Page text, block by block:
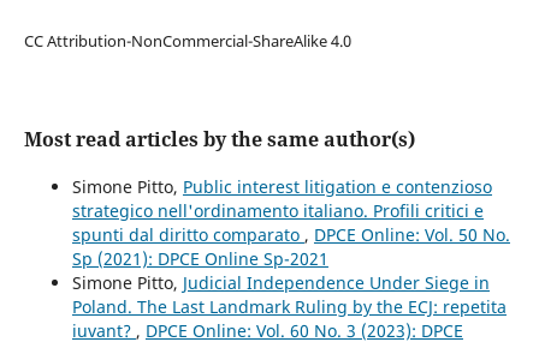
CC Attribution-NonCommercial-ShareAlike 4.0
Most read articles by the same author(s)
Simone Pitto, Public interest litigation e contenzioso
strategico nell'ordinamento italiano. Profili critici e
spunti dal diritto comparato , DPCE Online: Vol. 50 No.
Sp (2021): DPCE Online Sp-2021
Simone Pitto, Judicial Independence Under Siege in
Poland. The Last Landmark Ruling by the ECJ: repetita
iuvant? , DPCE Online: Vol. 60 No. 3 (2023): DPCE